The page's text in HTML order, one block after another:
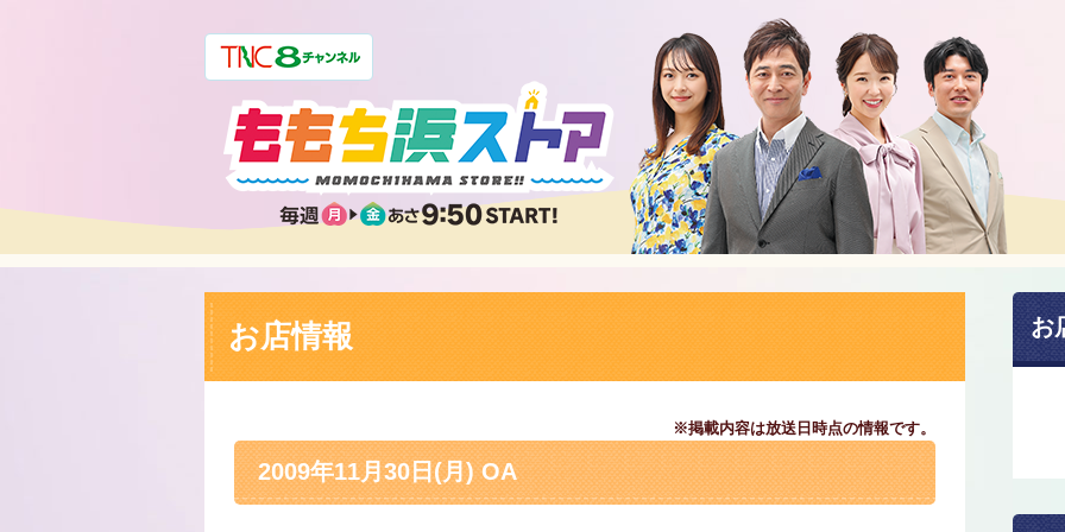
お店情報
※掲載内容は放送日時点の情報です。
2009年11月30日(月) OA
お